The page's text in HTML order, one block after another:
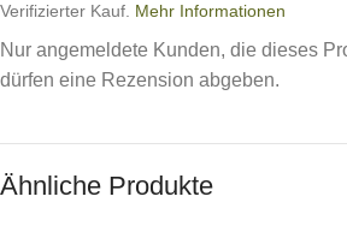
Verifizierter Kauf. Mehr Informationen
Nur angemeldete Kunden, die dieses
dürfen eine Rezension abgeben.
Ähnliche Produkte